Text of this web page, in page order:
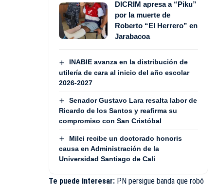
DICRIM apresa a “Piku”
por la muerte de
Roberto “El Herrero” en
Jarabacoa
INABIE avanza en la distribución de
utilería de cara al inicio del año escolar
2026-2027
Senador Gustavo Lara resalta labor de
Ricardo de los Santos y reafirma su
compromiso con San Cristóbal
Milei recibe un doctorado honoris
causa en Administración de la
Universidad Santiago de Cali
Te puede interesar: PN persigue banda que robó